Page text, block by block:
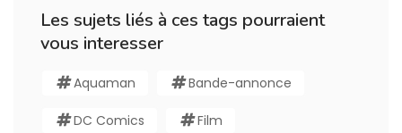
Les sujets liés à ces tags pourraient
vous interesser
Aquaman Bande-annonce
DC Comics Film